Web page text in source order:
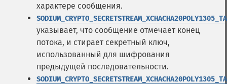
характере сообщения.
указывает, что сообщение отмечает конец
потока, и стирает секретный ключ,
использованный для шифрования
предыдущей последовательности.